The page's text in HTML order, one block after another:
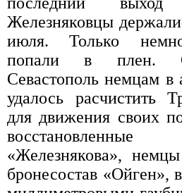
Железняковцы
июля. Только
попали в плен.
Севастополь немцам в
удалось расчистить
для движения своих
восстановленные
«Железнякова»,
бронесостав «Ойген»,